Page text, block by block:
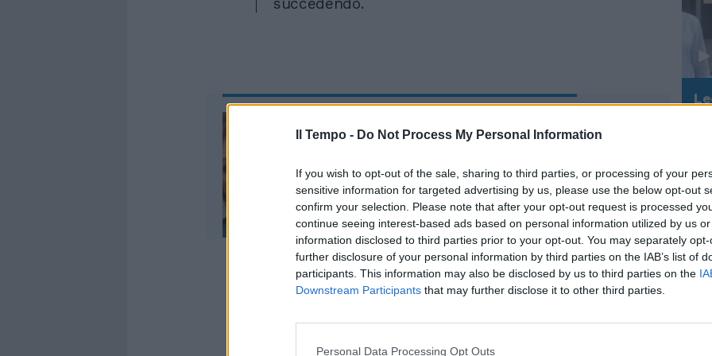
Il Tempo - Do Not Process My Personal Information
If you wish to opt-out of the sale, sharing to third parties, or processing of your
sensitive information for targeted advertising by us, please use the below opt-out
confirm your selection. Please note that after your opt-out request is processed
continue seeing interest-based ads based on personal information utilized by us
information disclosed to third parties prior to your opt-out. You may separately
further disclosure of your personal information by third parties on the IAB’s list of
participants. This information may also be disclosed by us to third parties on the
Downstream Participants that may further disclose it to other third parties.
Personal Data Processing Opt Outs
succedendo.
Catania per difendere
"Anziché investire in divise, dotazioni e mezzi e
pagare gli straordinari agli agenti, ecco come butta i
Rudy Giuliani a Come States?
Trump, Meloni e la strategia